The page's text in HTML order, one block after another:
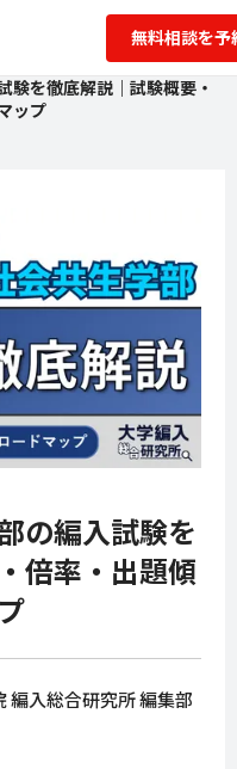
無料相談を予
験を徹底解説｜試験概要・
ップ
の編入試験を
倍率・出題傾
編入総合研究所 編集部